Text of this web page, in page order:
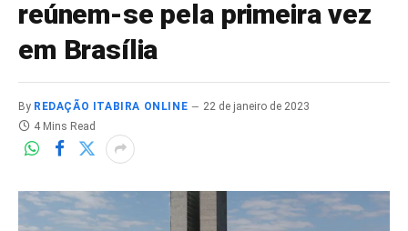
reúnem-se pela primeira vez
em Brasília
By REDAÇÃO ITABIRA ONLINE
22 de janeiro de 2023
4 Mins Read